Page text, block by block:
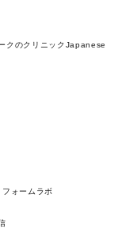
クのクリニックJapanese
ォームラボ